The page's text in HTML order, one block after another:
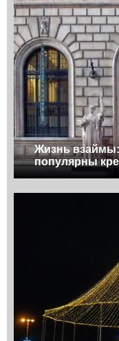
Жизнь
популярны